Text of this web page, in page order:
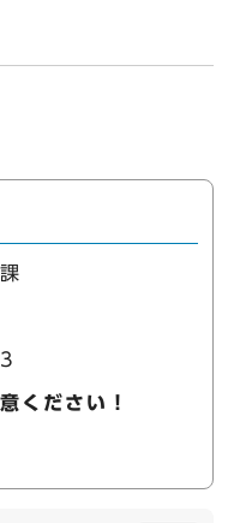
ください！